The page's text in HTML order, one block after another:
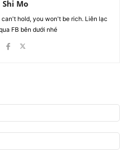
Shi Mo
hold, you won't be rich. Liên lạc
FB bên dưới nhé